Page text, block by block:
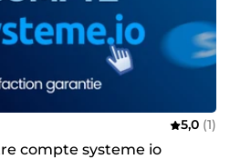
5,0 (1)
compte systeme io